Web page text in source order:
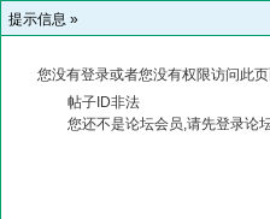
提示信息 »
您没有登录或者您没有权限访问此
帖子ID非法
您还不是论坛会员,请先登录论